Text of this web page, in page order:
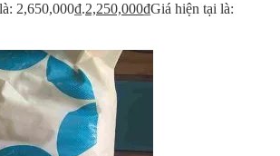
2,650,000₫.2,250,000₫Giá hiện tại là: